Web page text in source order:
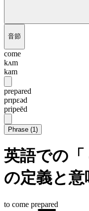
音節
come
kʌm
kam
prepared
prɪpɛəd
pripeēd
Phrase (1)
英語での「
の定義と意
to come prepared